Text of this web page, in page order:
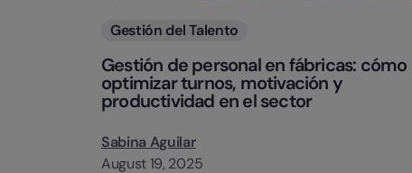
Categorias
Gestión del Talento
Gestión de personal en fábricas: cómo
optimizar turnos, motivación y
productividad en el sector
Sabina Aguilar
August 19, 2025